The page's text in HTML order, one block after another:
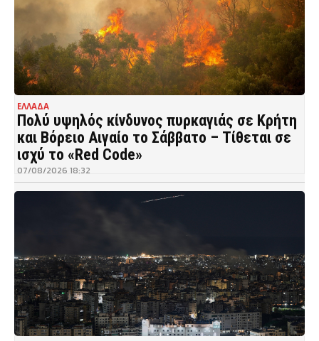
ΕΛΛΑΔΑ
Πολύ υψηλός κίνδυνος πυρκαγιάς σε Κρήτη
και Βόρειο Αιγαίο το Σάββατο – Τίθεται σε
ισχύ το «Red Code»
07/08/2026 18:32